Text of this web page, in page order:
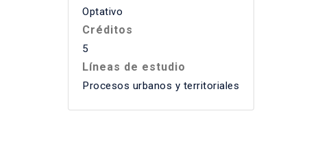
Optativo
Créditos
5
Líneas de estudio
Procesos urbanos y territoriales